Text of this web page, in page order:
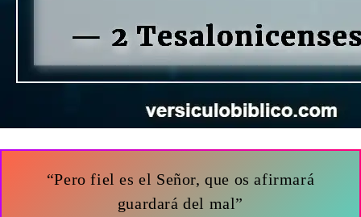
“Pero fiel es el Señor, que os afirmará
guardará del mal”